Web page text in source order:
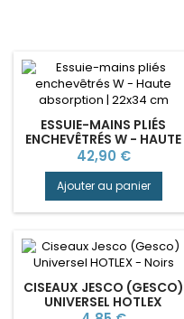
ESSUIE-MAINS PLIÉS
ENCHEVÊTRÉS W - HAUTE
ABSORPTION | 22X34 CM
Prix
42,90 €
Ajouter au panier
CISEAUX JESCO (GESCO)
UNIVERSEL HOTLEX